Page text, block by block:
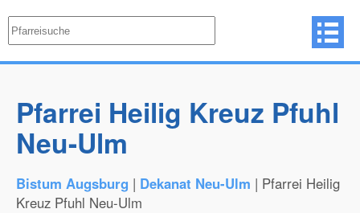
Pfarrei Heilig Kreuz Pfuhl
Neu-Ulm
Bistum Augsburg | Dekanat Neu-Ulm | Pfarrei Heilig
Kreuz Pfuhl Neu-Ulm